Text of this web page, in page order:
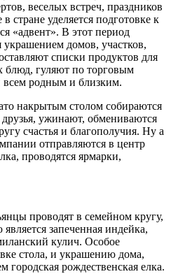
веселых встреч, праздников
стране уделяется подготовке к
«адвент». В этот период
домов, участков,
списки продуктов для
блюд, гуляют по торговым
всем родным и близким.
накрытым столом собираются
ужинают, обмениваются
счастья и благополучия. Ну а
отправляются в центр
проводятся ярмарки,
проводят в семейном кругу,
запеченная индейка,
кулич. Особое
стола, и украшению дома,
городская рождественская елка.